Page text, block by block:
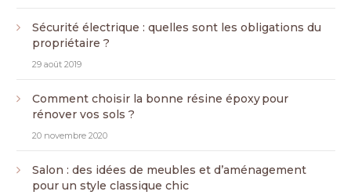
Sécurité électrique : quelles sont les obligations du
propriétaire ?
29 août 2019
Comment choisir la bonne résine époxy pour
rénover vos sols ?
20 novembre 2020
Salon : des idées de meubles et d’aménagement
pour un style classique chic